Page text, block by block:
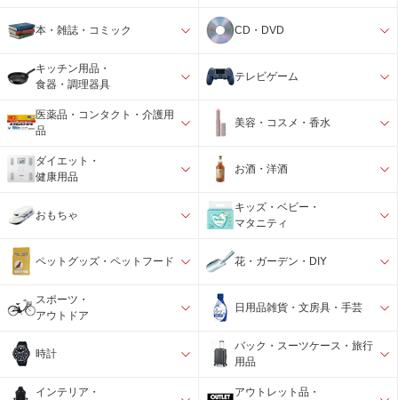
本・雑誌・コミック CD・DVD
キッチン用品・
食器・調理器具
テレビゲーム
医薬品・コンタクト・介護用
品
美容・コスメ・香水
ダイエット・
健康用品
お酒・洋酒
おもちゃ
キッズ・ベビー・
マタニティ
ペットグッズ・ペットフード 花・ガーデン・DIY
スポーツ・
アウトドア
日用品雑貨・文房具・手芸
時計
バック・スーツケース・旅行
用品
インテリア・
アウトレット品・